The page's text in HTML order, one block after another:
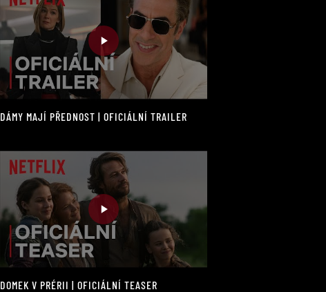
DÁMY MAJÍ PŘEDNOST | OFICIÁLNÍ TRAILER
DOMEK V PRÉRII | OFICIÁLNÍ TEASER